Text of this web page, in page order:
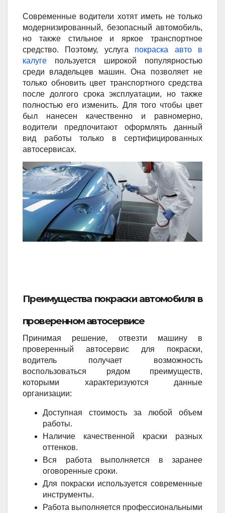
Современные водители хотят иметь не только
модернизированный, безопасный автомобиль,
но также стильное и яркое транспортное
средство. Поэтому, услуга покраска авто в
калуге пользуется широкой популярностью
среди владельцев машин. Она позволяет не
только обновить цвет транспортного средства
после долгого срока эксплуатации, но также
полностью его изменить. Для того чтобы цвет
был нанесен качественно и равномерно,
водители предпочитают оформлять данный
вид работы только в сертифицированных
автосервисах.
Преимущества покраски автомобиля в
проверенном автосервисе
Принимая решение, отвезти машину в
проверенный автосервис для покраски,
водитель получает возможность
воспользоваться рядом преимуществ,
которыми характеризуются данные
организации:
Доступная стоимость за любой объем
работы.
Наличие качественной краски разных
оттенков.
Вся работа выполняется в заранее
оговоренные сроки.
Для покраски используется современные
инструменты.
Работа выполняется профессиональными